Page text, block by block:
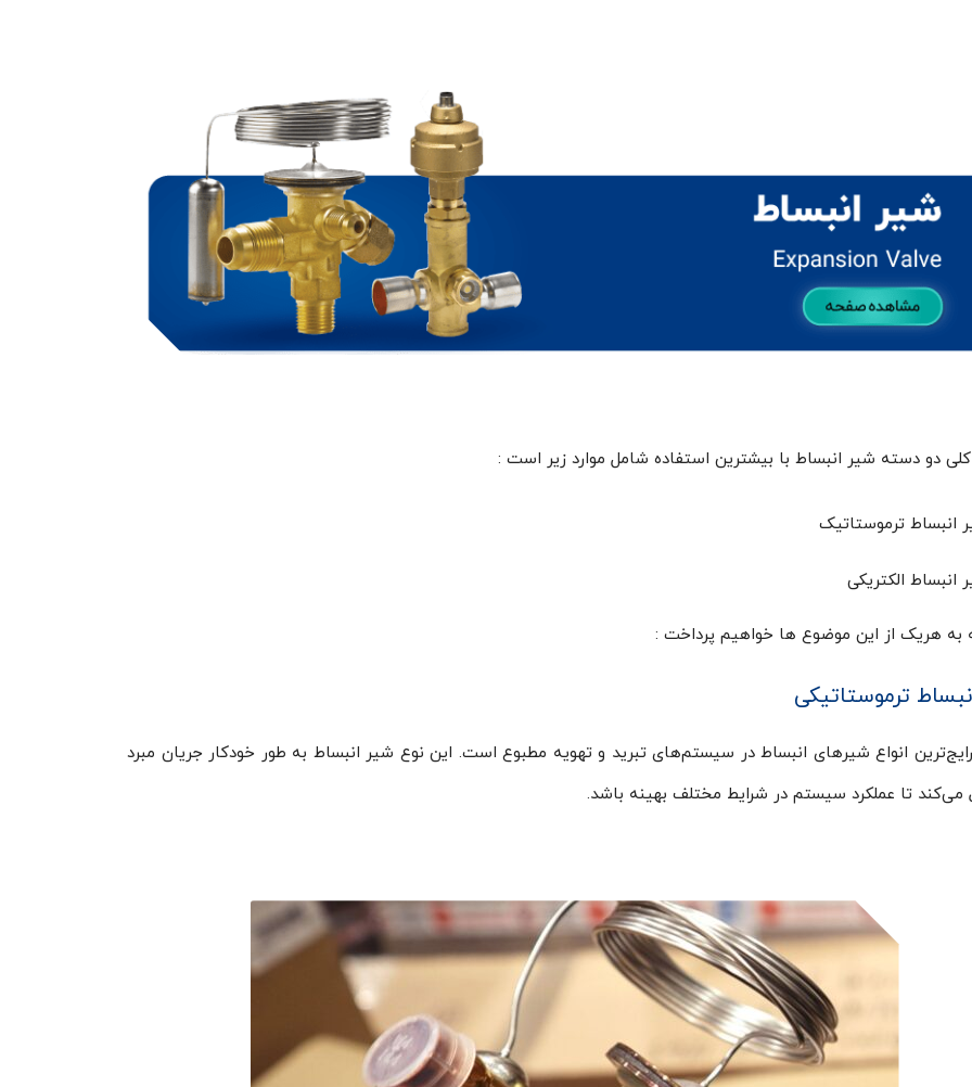
دو دسته شیر انبساط با بیشترین استفاده شامل موارد زیر است :
انبساط ترموستاتیک
انبساط الکتریکی
به هریک از این موضوع ها خواهیم پرداخت :
ترموستاتیکی
انواع شیرهای انبساط در سیستم‌های تبرید و تهویه مطبوع است. این نوع شیر انبساط به طور خودکار جریان مبرد
می‌کند تا عملکرد سیستم در شرایط مختلف بهینه باشد.